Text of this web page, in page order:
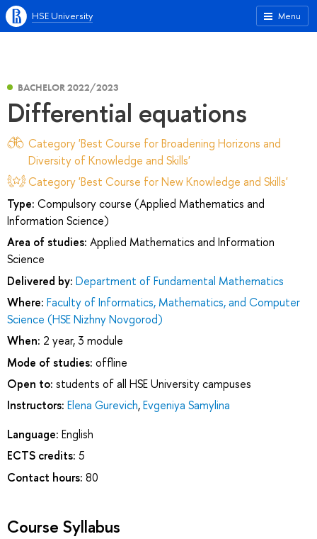
Menu
HSE University
BACHELOR 2022/2023
Differential equations
Category 'Best Course for Broadening Horizons and
Diversity of Knowledge and Skills'
Category 'Best Course for New Knowledge and Skills'
Type: Compulsory course (Applied Mathematics and
Information Science)
Area of studies: Applied Mathematics and Information
Science
Delivered by: Department of Fundamental Mathematics
Where: Faculty of Informatics, Mathematics, and Computer
Science (HSE Nizhny Novgorod)
When: 2 year, 3 module
Mode of studies: offline
Open to: students of all HSE University campuses
Instructors: Elena Gurevich,Evgeniya Samylina
Language: English
ECTS credits: 5
Contact hours: 80
Course Syllabus